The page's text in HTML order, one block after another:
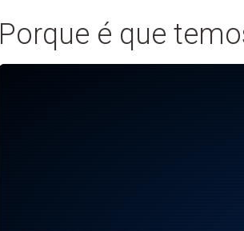
Porque é que